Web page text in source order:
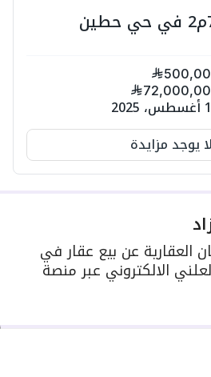
لا يوجد مزايدة
العقارية عن بيع عقار في
الالكتروني عبر منصة